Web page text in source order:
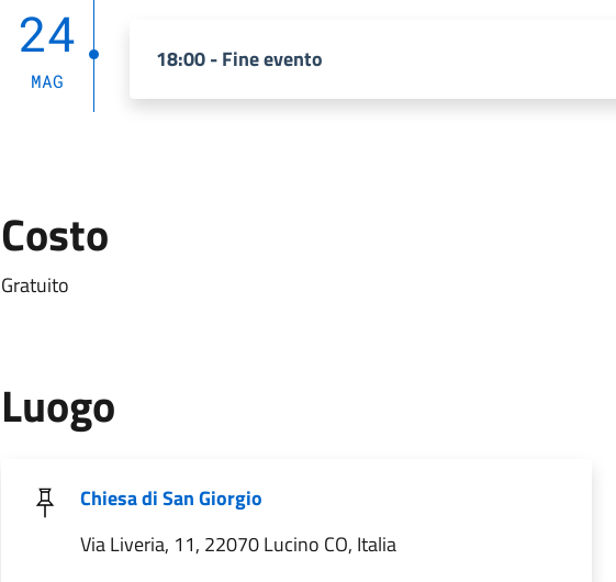
24
MAG
18:00 - Fine evento
Costo
Gratuito
Luogo
Chiesa di San Giorgio
Via Liveria, 11, 22070 Lucino CO, Italia